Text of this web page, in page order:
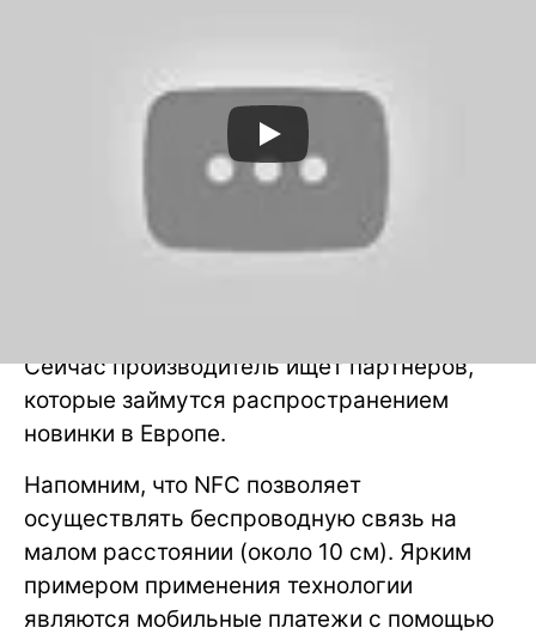
Сейчас производитель ищет партнеров,
которые займутся распространением
новинки в Европе.
Напомним, что NFC позволяет
осуществлять беспроводную связь на
малом расстоянии (около 10 см). Ярким
примером применения технологии
являются мобильные платежи с помощью